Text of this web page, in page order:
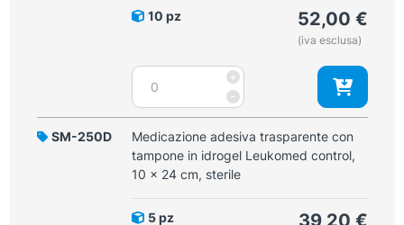
control,
cm,
sterile
quantità
10 pz 52,00 €
(iva esclusa)
-
Medicazione
adesiva
trasparente
con
tampone
in
+
SM-250D
Medicazione adesiva trasparente con
tampone in idrogel Leukomed control,
10 x 24 cm, sterile
5 pz 39,20 €